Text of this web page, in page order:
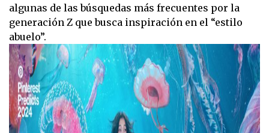
algunas de las búsquedas más frecuentes por la
generación Z que busca inspiración en el “estilo
abuelo”.